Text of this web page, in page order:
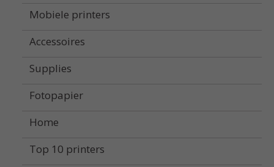
Mobiele printers
Accessoires
Supplies
Fotopapier
Home
Top 10 printers